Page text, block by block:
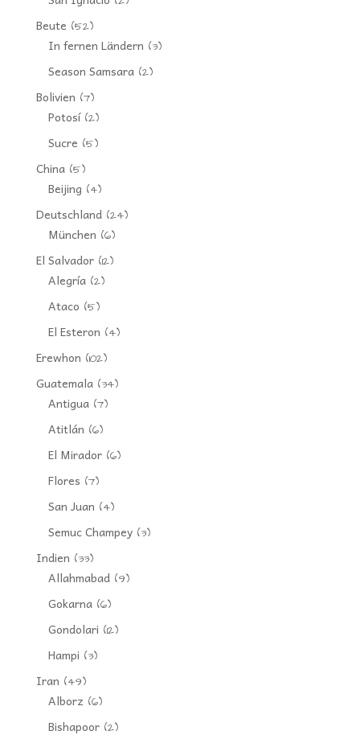
Beute (52)
In fernen Ländern (3)
Season Samsara(2)
Bolivien (7)
Potosí(2)
Sucre (5)
China(5)
Beijing (4)
Deutschland(24)
München (6)
El Salvador(12)
Alegría(2)
Ataco (5)
El Esteron (4)
Erewhon (102)
Guatemala(34)
Antigua(7)
Atitlán (6)
El Mirador(6)
Flores (7)
San Juan (4)
Semuc Champey(3)
Indien (33)
Allahmabad(9)
Gokarna(6)
Gondolari (12)
Hampi (3)
Iran (49)
Alborz (6)
Bishapoor(2)